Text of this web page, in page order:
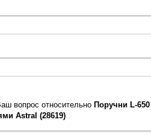
вопрос относительно Поручни L-
Astral (28619)